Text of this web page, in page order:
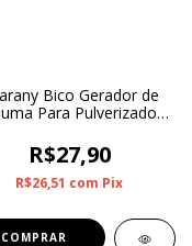
Bico Gerador de
Para Pulverizador
Espuma 1,7L
R$27,90
R$26,51 com Pix